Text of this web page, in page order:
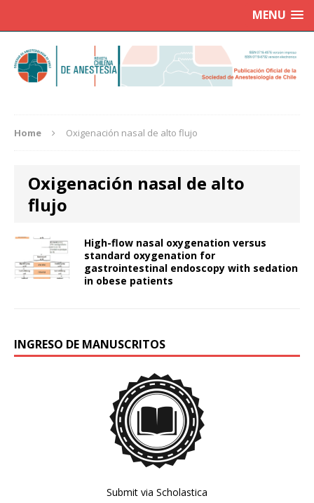
MENU
Home Oxigenación nasal de alto flujo
Oxigenación nasal de alto
flujo
High-flow nasal oxygenation versus
standard oxygenation for
gastrointestinal endoscopy with sedation
in obese patients
INGRESO DE MANUSCRITOS
Submit via Scholastica